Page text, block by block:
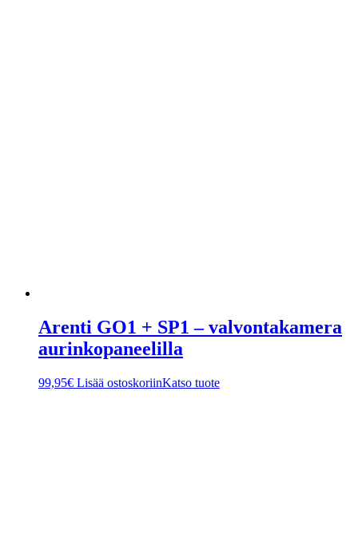
Arenti GO1 + SP1 – valvontakamera
aurinkopaneelilla
99,95€ Lisää ostoskoriinKatso tuote